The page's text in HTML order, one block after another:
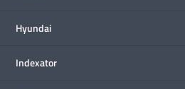
Hyundai
Indexator